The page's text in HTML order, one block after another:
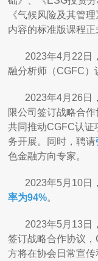
《气候风险及其管
内容的标准版课程正
2023年4月22日
融分析师（CGFC）
2023年4月26日
限公司签订战略合
共同推动CGFC认证
务开展。同时，聘请
色金融方向专家。
2023年5月10日
率为94%。
2023年5月13日
签订战略合作协议
方将在协会日常宣传